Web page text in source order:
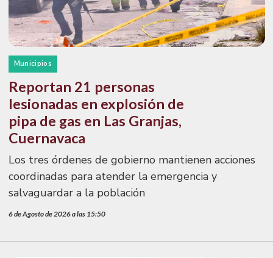
Municipios
Reportan 21 personas
lesionadas en explosión de
pipa de gas en Las Granjas,
Cuernavaca
Los tres órdenes de gobierno mantienen acciones
coordinadas para atender la emergencia y
salvaguardar a la población
6 de Agosto de 2026 a las 15:50